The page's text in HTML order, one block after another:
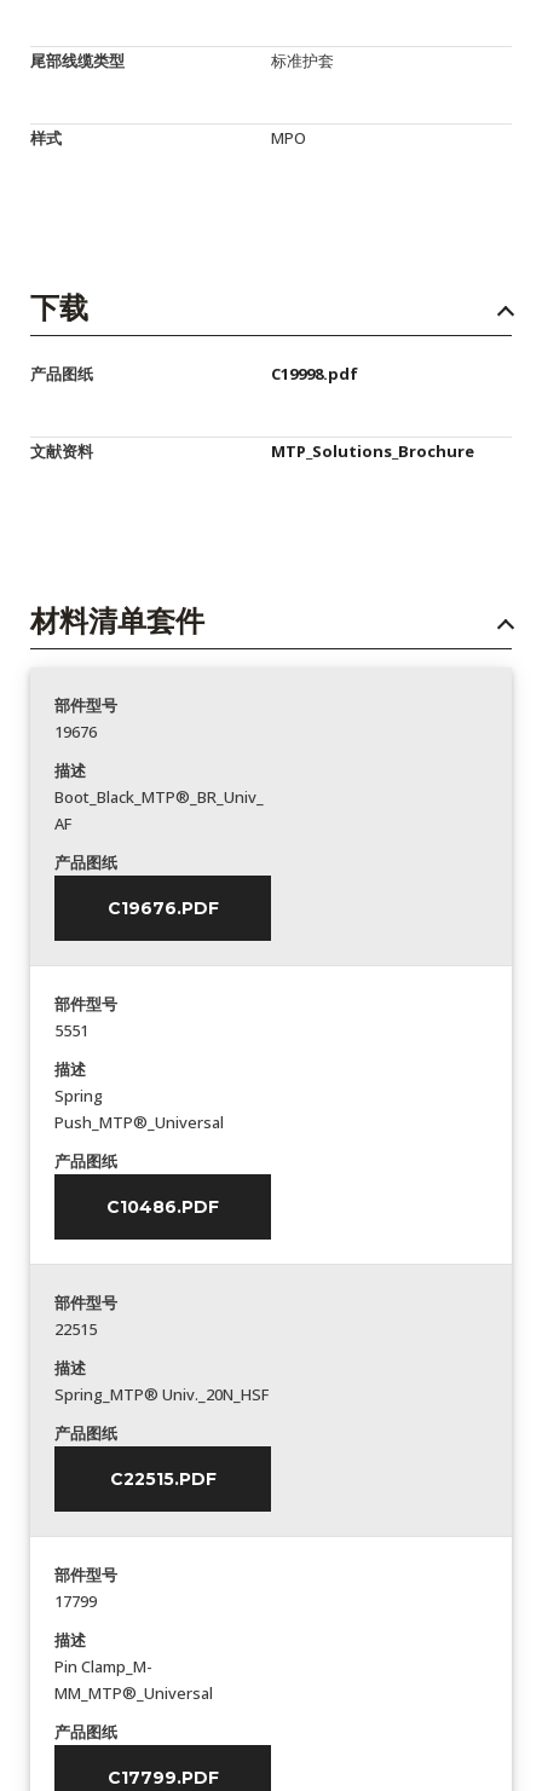
尾部线缆类型 标准护套
样式 MPO
下载
产品图纸 C19998.pdf
文献资料 MTP_Solutions_Brochure
材料清单套件
部件型号
19676
描述
Boot_Black_MTP®_BR_Univ_
AF
产品图纸
C19676.PDF
部件型号
5551
描述
Spring
Push_MTP®_Universal
产品图纸
C10486.PDF
部件型号
22515
描述
Spring_MTP® Univ._20N_HSF
产品图纸
C22515.PDF
部件型号
17799
描述
Pin Clamp_M-
MM_MTP®_Universal
产品图纸
C17799.PDF